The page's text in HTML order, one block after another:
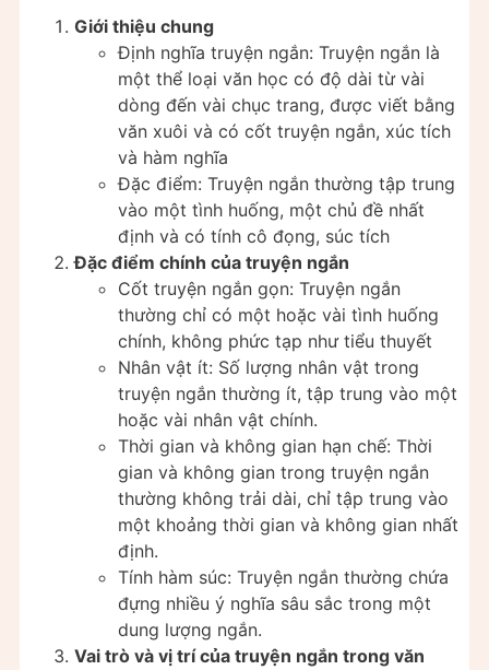
Giới thiệu chung
Định nghĩa truyện ngắn: Truyện ngắn là
một thể loại văn học có độ dài từ vài
dòng đến vài chục trang, được viết bằng
văn xuôi và có cốt truyện ngắn, xúc tích
và hàm nghĩa
Đặc điểm: Truyện ngắn thường tập trung
vào một tình huống, một chủ đề nhất
định và có tính cô đọng, súc tích
Đặc điểm chính của truyện ngắn
Cốt truyện ngắn gọn: Truyện ngắn
thường chỉ có một hoặc vài tình huống
chính, không phức tạp như tiểu thuyết
Nhân vật ít: Số lượng nhân vật trong
truyện ngắn thường ít, tập trung vào một
hoặc vài nhân vật chính.
Thời gian và không gian hạn chế: Thời
gian và không gian trong truyện ngắn
thường không trải dài, chỉ tập trung vào
một khoảng thời gian và không gian nhất
định.
Tính hàm súc: Truyện ngắn thường chứa
đựng nhiều ý nghĩa sâu sắc trong một
dung lượng ngắn.
Vai trò và vị trí của truyện ngắn trong văn